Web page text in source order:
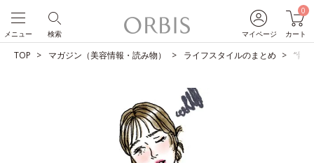
マイページ
0
カート
検索
メニュー
TOP マガジン（美容情報・読み物） ライフスタイルのまとめ “骨